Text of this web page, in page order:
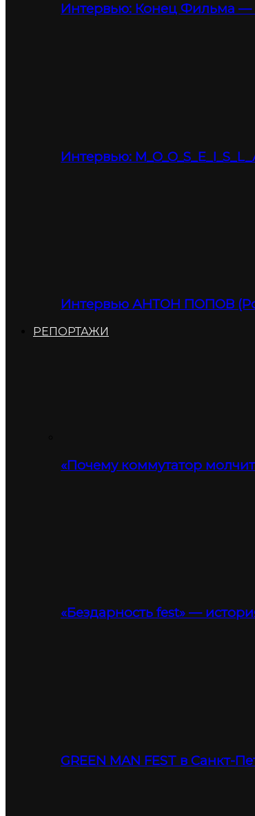
Интервью: Конец Фильма —
Интервью:
Интервью АНТОН ПОПОВ
РЕПОРТАЖИ
«Почему коммутатор
«Бездарность fest» —
GREEN MAN FEST в Санкт-